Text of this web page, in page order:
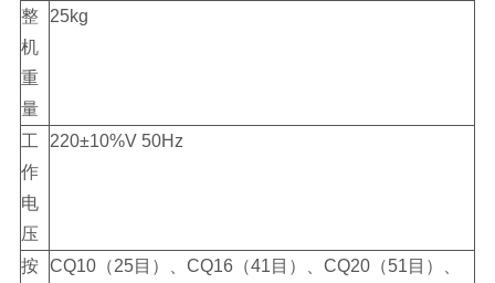
整
机
重
量
25kg
工
作
电
压
220±10%V 50Hz
按 CQ10（25目）、CQ16（41目）、CQ20（51目）、